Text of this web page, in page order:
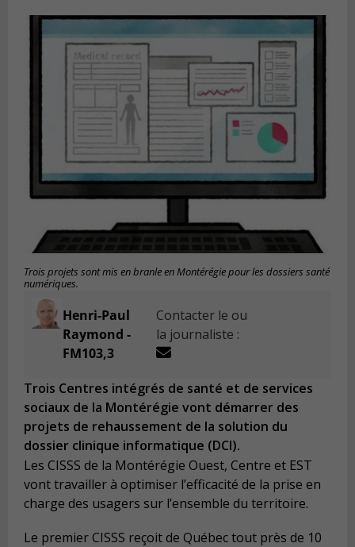
Trois projets sont mis en branle en Montérégie pour les dossiers santé
numériques.
Henri-Paul
Raymond -
FM103,3
Contacter le ou
la journaliste :
Trois Centres intégrés de santé et de services
sociaux de la Montérégie vont démarrer des
projets de rehaussement de la solution du
dossier clinique informatique (DCI).
Les CISSS de la Montérégie Ouest, Centre et EST
vont travailler à optimiser l’efficacité de la prise en
charge des usagers sur l’ensemble du territoire.
Le premier CISSS reçoit de Québec tout près de 10